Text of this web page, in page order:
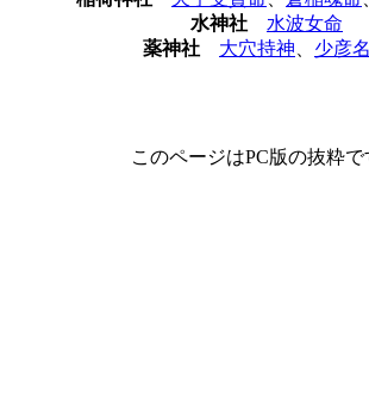
水神社
水波女命
薬神社
大穴持神 少彦
このページはPC版の抜粋で